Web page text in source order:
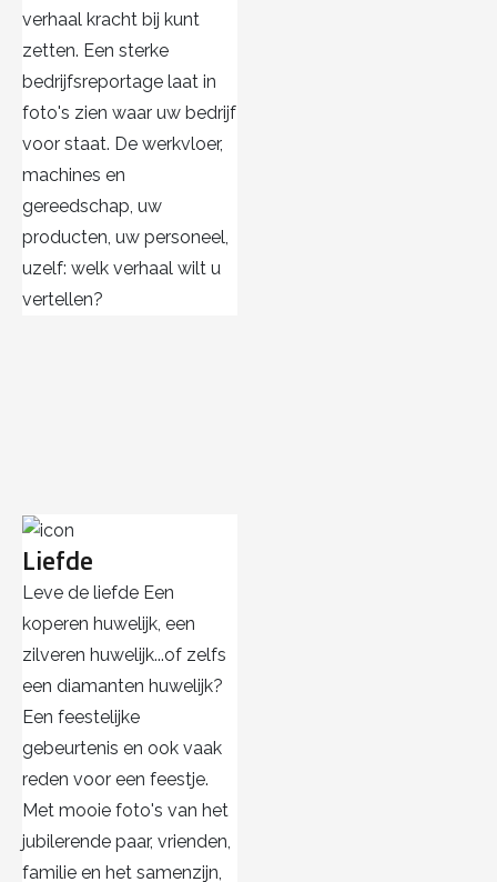
verhaal kracht bij kunt
zetten. Een sterke
bedrijfsreportage laat in
foto's zien waar uw bedrijf
voor staat. De werkvloer,
machines en
gereedschap, uw
producten, uw personeel,
uzelf: welk verhaal wilt u
vertellen?
Liefde
Leve de liefde Een
koperen huwelijk, een
zilveren huwelijk...of zelfs
een diamanten huwelijk?
Een feestelijke
gebeurtenis en ook vaak
reden voor een feestje.
Met mooie foto's van het
jubilerende paar, vrienden,
familie en het samenzijn,